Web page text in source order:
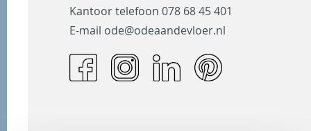
Kantoor telefoon 078 68 45 401
E-mail ode@odeaandevloer.nl